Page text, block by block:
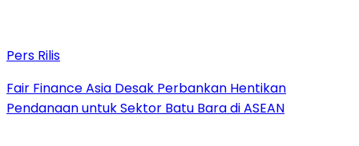
Pers Rilis
Fair Finance Asia Desak Perbankan Hentikan
Pendanaan untuk Sektor Batu Bara di ASEAN